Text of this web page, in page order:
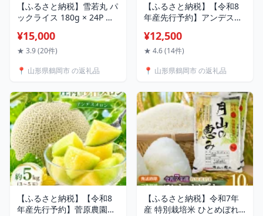
【ふるさと納税】雪若丸 パ
ックライス 180g × 24P 美
県 鶴岡市 ふるさと 納税 返
礼品 食品 白米 パックご飯
軽 レンジ 湯煎 一人暮らし
食 防災 キャンプ ローリン
グストック お取り寄せ
¥15,000
★ 3.9 (20件)
📍 山形県鶴岡市 の返礼品
【ふるさと納税】【令和8
年産先行予約】アンデスメ
4L 【秀品】 3〜5玉入 【6
月下旬〜7月下旬頃発送予
丘メロン 御殿まりメロン
ろん 青肉メロン フルーツ
果物 旬 人気 おすすめ 美味
しい 返礼品
¥12,500
★ 4.6 (14件)
📍 山形県鶴岡市 の返礼品
【ふるさと納税】【令和8
年産先行予約】菅原農園の
【ふるさと納税】令和7年
産 特別栽培米 ひとめぼれ